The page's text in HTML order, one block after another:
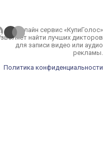
Онлайн сервис «КупиГолос»
найти лучших дикторов
для записи видео или аудио
рекламы.
Политика конфиденциальности